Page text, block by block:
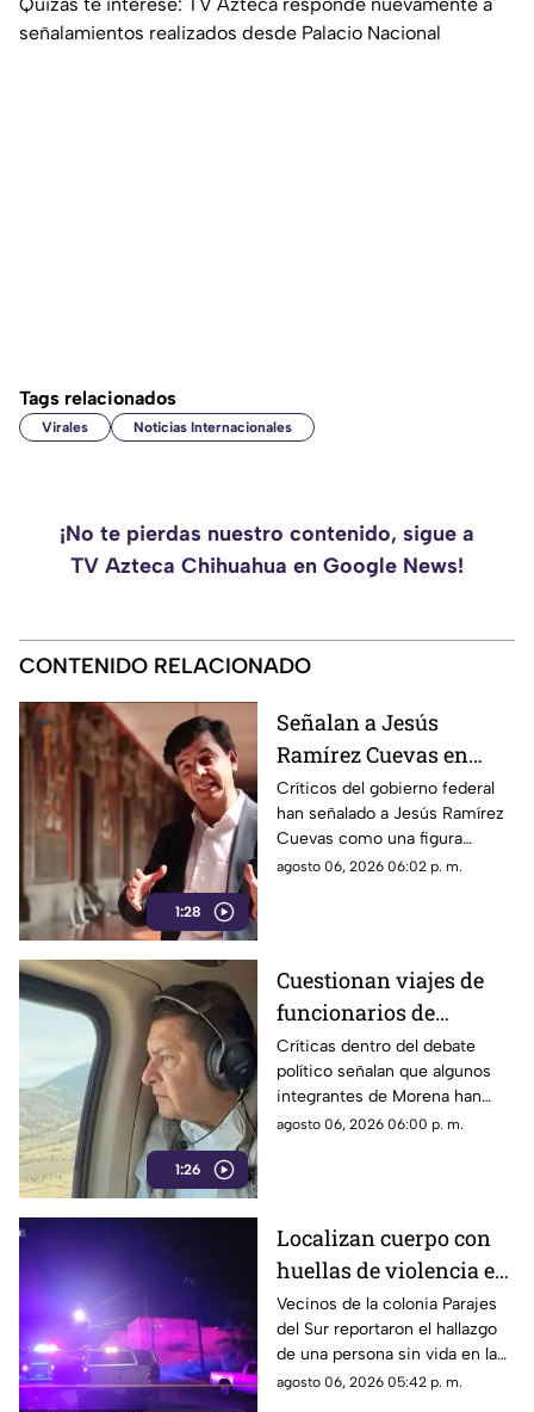
señalamientos realizados desde Palacio Nacional
Tags relacionados
Virales Noticias Internacionales
¡No te pierdas nuestro contenido, sigue a
TV Azteca Chihuahua en Google News!
CONTENIDO RELACIONADO
1:28
Señalan a Jesús
Ramírez Cuevas en
debate sobre regulación
y libertad de expresión
Críticos del gobierno federal
han señalado a Jesús Ramírez
Cuevas como una figura
relevante dentro de la
agosto 06, 2026 06:02 p. m.
1:26
Cuestionan viajes de
funcionarios de
Morena por presuntos
gastos alejados de la
austeridad
Críticas dentro del debate
político señalan que algunos
integrantes de Morena han
sido señalados por realizar
agosto 06, 2026 06:00 p. m.
Localizan cuerpo con
huellas de violencia en
calles de Parajes del
Sur | VIDEO
Vecinos de la colonia Parajes
del Sur reportaron el hallazgo
de una persona sin vida en la
vía pública.
agosto 06, 2026 05:42 p. m.